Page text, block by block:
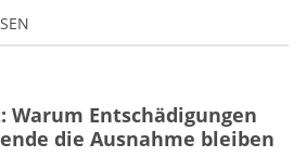
Warum Entschädigungen
die Ausnahme bleiben